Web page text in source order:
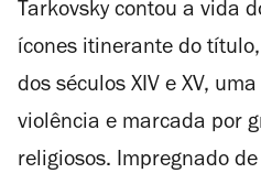
Tarkovsky contou a vida
ícones itinerante do
dos séculos XIV e XV,
violência e marcada por
religiosos. Impregnado